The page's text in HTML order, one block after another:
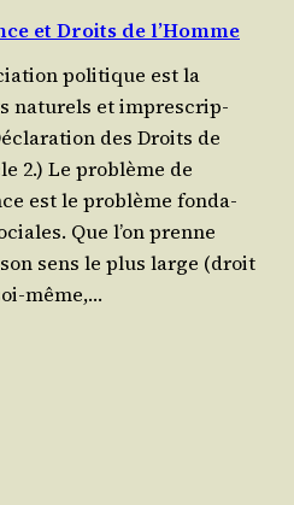
et Droits de l’Homme
poli­tique est la
natu­rels et impres­crip­
des Droits de
2.) Le pro­blème de
est le pro­blème fon­da­
Que l’on prenne
sens le plus large (droit
même,…